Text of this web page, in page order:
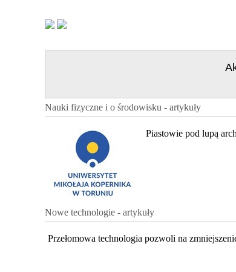
Nauki fizyczne i o środowisku - artykuły
Piastowie pod lupą
Nowe technologie - artykuły
Przełomowa technologia pozwoli na